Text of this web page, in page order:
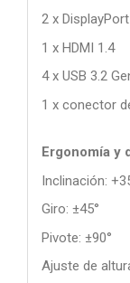
2 x
1 x HDMI 1.4
4 x USB 3.2
1 x conector
Ergonomía y
Inclinación:
Giro: ±45°
Pivote: ±90°
Ajuste de